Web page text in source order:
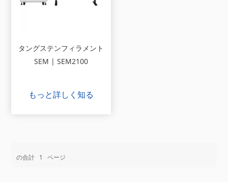
タングステンフィラメント
SEM | SEM2100
もっと詳しく知る
の合計 1 ページ